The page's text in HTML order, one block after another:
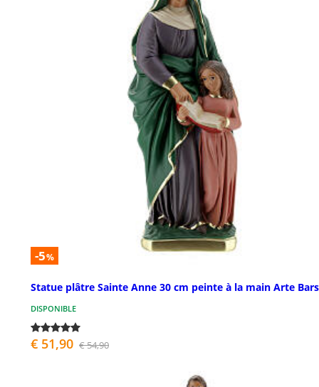
-5%
Statue plâtre Sainte Anne 30 cm peinte à la main Arte
DISPONIBLE
€ 51,90 € 54,90